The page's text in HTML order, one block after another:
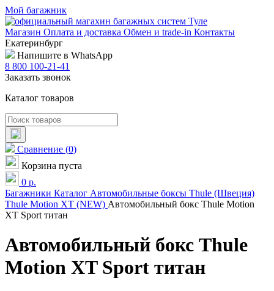
Мой багажник
Магазин Оплата и доставка Обмен и trade-in Контакты
Екатеринбург
Напишите в WhatsApp
8 800 100-21-41
Заказать звонок
Каталог товаров
Сравнение (0)
Корзина пуста
0 р.
Багажники Каталог Автомобильные боксы Thule (Швеция)
Thule Motion XT (NEW) Автомобильный бокс Thule Motion
XT Sport титан
Автомобильный бокс Thule
Motion XT Sport титан